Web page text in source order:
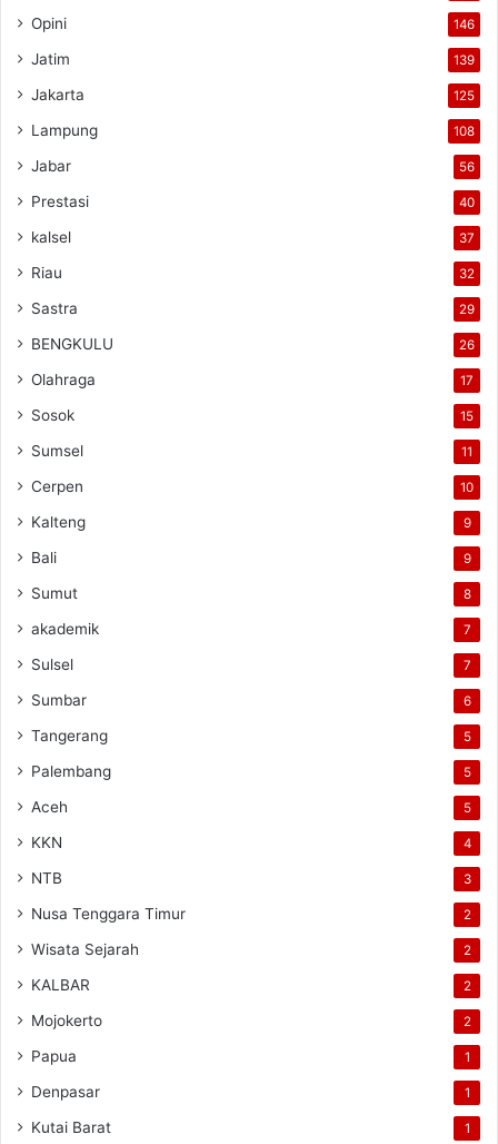
Opini 146
Jatim 139
Jakarta 125
Lampung 108
Jabar 56
Prestasi 40
kalsel 37
Riau 32
Sastra 29
BENGKULU 26
Olahraga 17
Sosok 15
Sumsel 11
Cerpen 10
Kalteng 9
Bali 9
Sumut 8
akademik 7
Sulsel 7
Sumbar 6
Tangerang 5
Palembang 5
Aceh 5
KKN 4
NTB 3
Nusa Tenggara Timur 2
Wisata Sejarah 2
KALBAR 2
Mojokerto 2
Papua 1
Denpasar 1
Kutai Barat 1